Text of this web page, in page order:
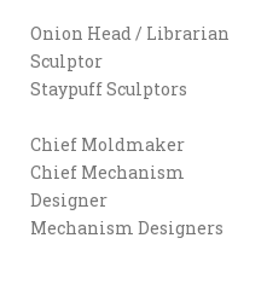
Onion Head / Librarian
Sculptor
Staypuff Sculptors
Chief Moldmaker
Chief Mechanism
Designer
Mechanism Designers